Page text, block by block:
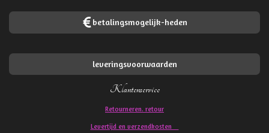
betalingsmogelijk-heden
leveringsvoorwaarden
Klantenservice
Retourneren. retour
Levertijd en verzendkosten